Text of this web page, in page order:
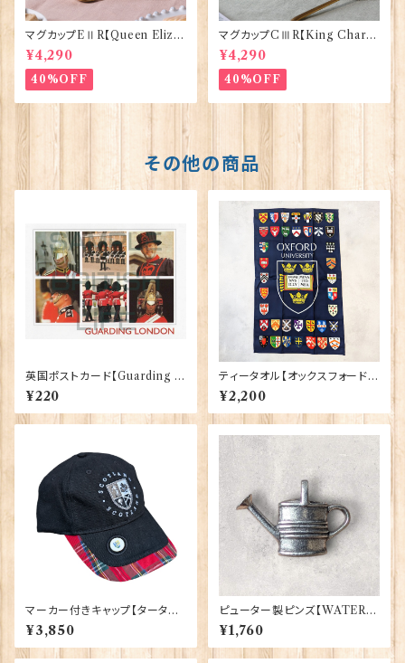
マグカップEⅡR【Queen Eliza
bethⅡ Commemorative】Vi
ctoria Eggs 50126
¥4,290
40%OFF
マグカップCⅢR【King Charle
sⅢ Coronation】Victoria E
ggs 50127
¥4,290
40%OFF
その他の商品
英国ポストカード【Guarding L
ondon】Jadges 90339-04
¥220
ティータオル【オックスフォード大
学紋章】Elgate Products 50
001-K
¥2,200
マーカー付きキャップ【タータン】
00198
¥3,850
ピューター製ピンズ【WATERI
NG CAN】Cadogan 90166-
XWTP165
¥1,760